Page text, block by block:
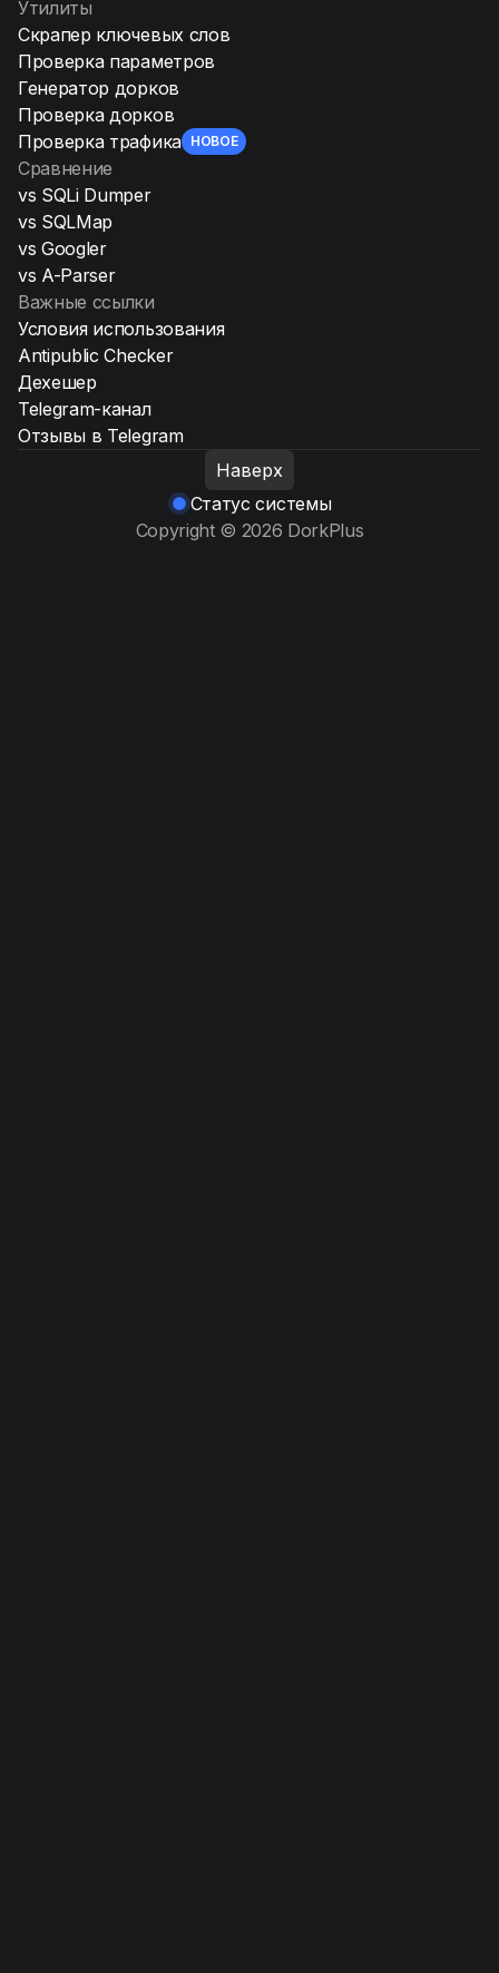
Утилиты
Скрапер ключевых слов
Проверка параметров
Генератор дорков
Проверка дорков
Проверка трафика
НОВОЕ
Сравнение
vs SQLi Dumper
vs SQLMap
vs Googler
vs A-Parser
Важные ссылки
Условия использования
Antipublic Checker
Дехешер
Telegram-канал
Отзывы в Telegram
Наверх
Статус системы
Copyright © 2026 DorkPlus